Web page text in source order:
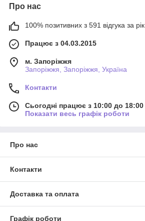
Про нас
100% позитивних з 591 відгука за рік
Працює з 04.03.2015
м. Запоріжжя
Запоріжжя, Запоріжжя, Україна
Контакти
Сьогодні працює з 10:00 до 18:00
Показати весь графік роботи
Про нас
Контакти
Доставка та оплата
Графік роботи